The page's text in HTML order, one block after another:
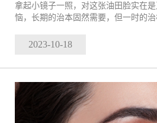
拿起小镜子一照，对这张油田脸实在
恼，长期的治本固然需要，但一时的
2023-10-18